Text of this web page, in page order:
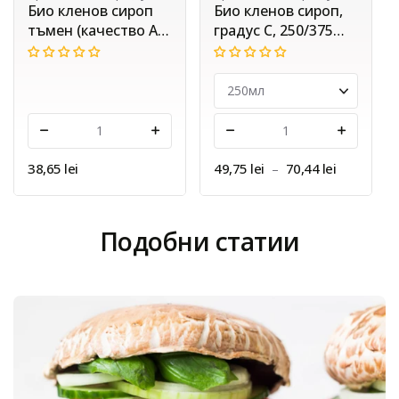
Био кленов сироп
градус А, Smart
Organic, 250 мл.
41,39 lei
Био кленов сироп
тъмен (качество А),
Smart Organic, 250
мл.
38,65 lei
Подобни статии